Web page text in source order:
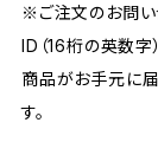
※ご注文のお問い
ID（16桁の英数字
商品がお手元に届
す。